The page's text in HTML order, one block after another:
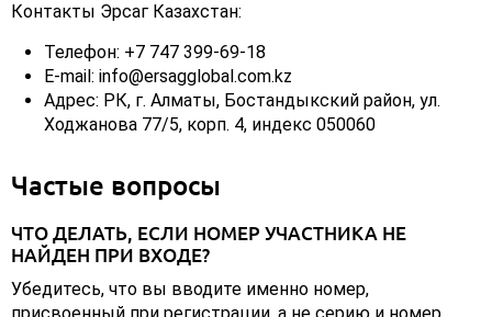
Контакты Эрсаг Казахстан:
Телефон: +7 747 399-69-18
E-mail: info@ersagglobal.com.kz
Адрес: РК, г. Алматы, Бостандыкский район, ул.
Ходжанова 77/5, корп. 4, индекс 050060
Частые вопросы
ЧТО ДЕЛАТЬ, ЕСЛИ НОМЕР УЧАСТНИКА НЕ
НАЙДЕН ПРИ ВХОДЕ?
Убедитесь, что вы вводите именно номер,